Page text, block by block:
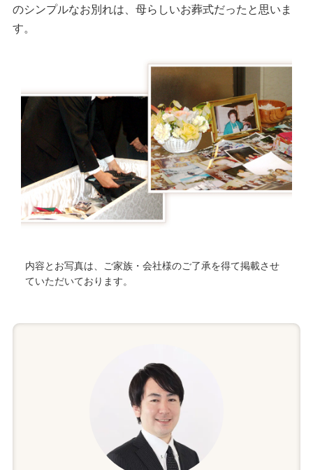
のシンプルなお別れは、母らしいお葬式だったと思いま
す。
内容とお写真は、ご家族・会社様のご了承を得て掲載させ
ていただいております。